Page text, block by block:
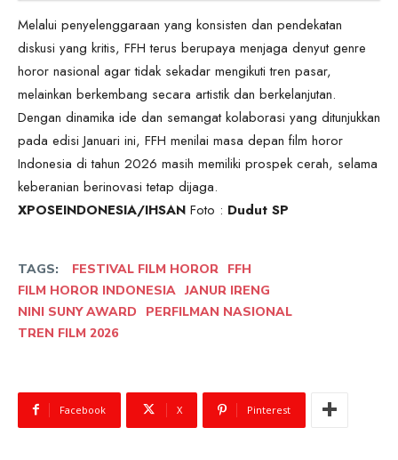
Melalui penyelenggaraan yang konsisten dan pendekatan
diskusi yang kritis, FFH terus berupaya menjaga denyut genre
horor nasional agar tidak sekadar mengikuti tren pasar,
melainkan berkembang secara artistik dan berkelanjutan.
Dengan dinamika ide dan semangat kolaborasi yang ditunjukkan
pada edisi Januari ini, FFH menilai masa depan film horor
Indonesia di tahun 2026 masih memiliki prospek cerah, selama
keberanian berinovasi tetap dijaga.
XPOSEINDONESIA/IHSAN Foto : Dudut SP
TAGS: FESTIVAL FILM HOROR FFH
FILM HOROR INDONESIA JANUR IRENG
NINI SUNY AWARD
PERFILMAN NASIONAL
TREN FILM 2026
Facebook X Pinterest